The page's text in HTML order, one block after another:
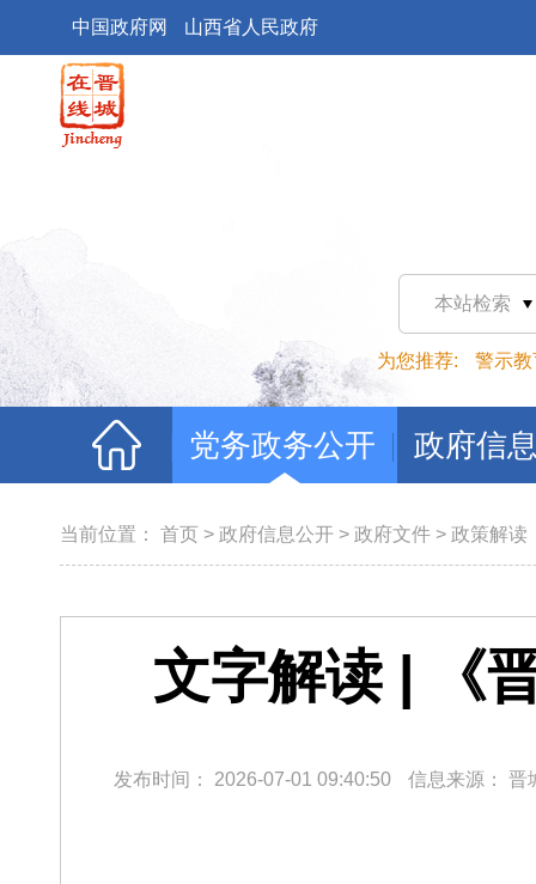
中国政府网 山西省人民政府
本站检索
为您推荐: 警示教
党务政务公开 政府信
当前位置： 首页 > 政府信息公开 > 政府文件 > 政策解读
文字解读 | 《
发布时间： 2026-07-01 09:40:50 信息来源： 晋